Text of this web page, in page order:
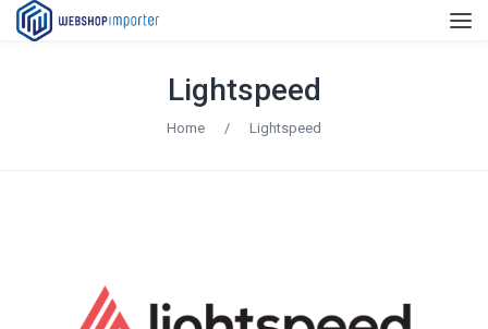
Lightspeed
Home / Lightspeed